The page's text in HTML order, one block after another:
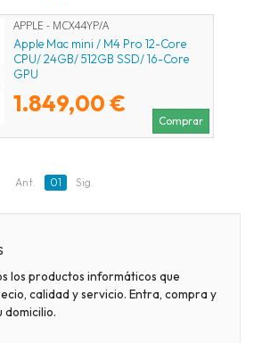
APPLE - MCX44YP/A
Apple Mac mini / M4 Pro 12-Core
CPU/ 24GB/ 512GB SSD/ 16-Core
GPU
1.849,00 €
Comprar
Ant. 01 Sig.
los productos informáticos que
calidad y servicio. Entra, compra y
domicilio.